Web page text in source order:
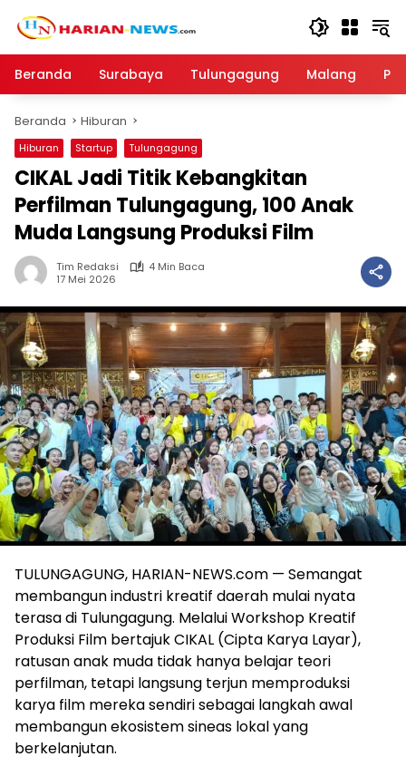
Beranda
Surabaya Tulungagung Malang
Beranda Hiburan
Hiburan Startup Tulungagung
CIKAL Jadi Titik Kebangkitan
Perfilman Tulungagung, 100 Anak
Muda Langsung Produksi Film
Tim Redaksi
4 Min Baca
17 Mei 2026
TULUNGAGUNG, HARIAN-NEWS.com — Semangat
membangun industri kreatif daerah mulai nyata
terasa di Tulungagung. Melalui Workshop Kreatif
Produksi Film bertajuk CIKAL (Cipta Karya Layar),
ratusan anak muda tidak hanya belajar teori
perfilman, tetapi langsung terjun memproduksi
karya film mereka sendiri sebagai langkah awal
membangun ekosistem sineas lokal yang
berkelanjutan.